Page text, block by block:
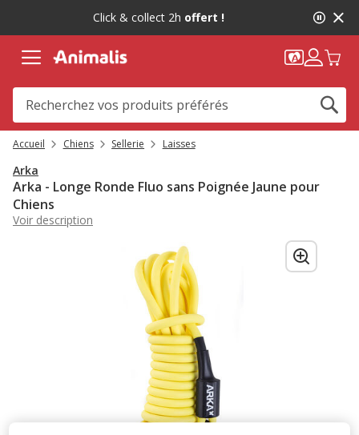
message,
Click & collect 2h offert !
Accueil Chiens Sellerie Laisses
Arka
Arka - Longe Ronde Fluo sans Poignée Jaune pour
Chiens
Voir description